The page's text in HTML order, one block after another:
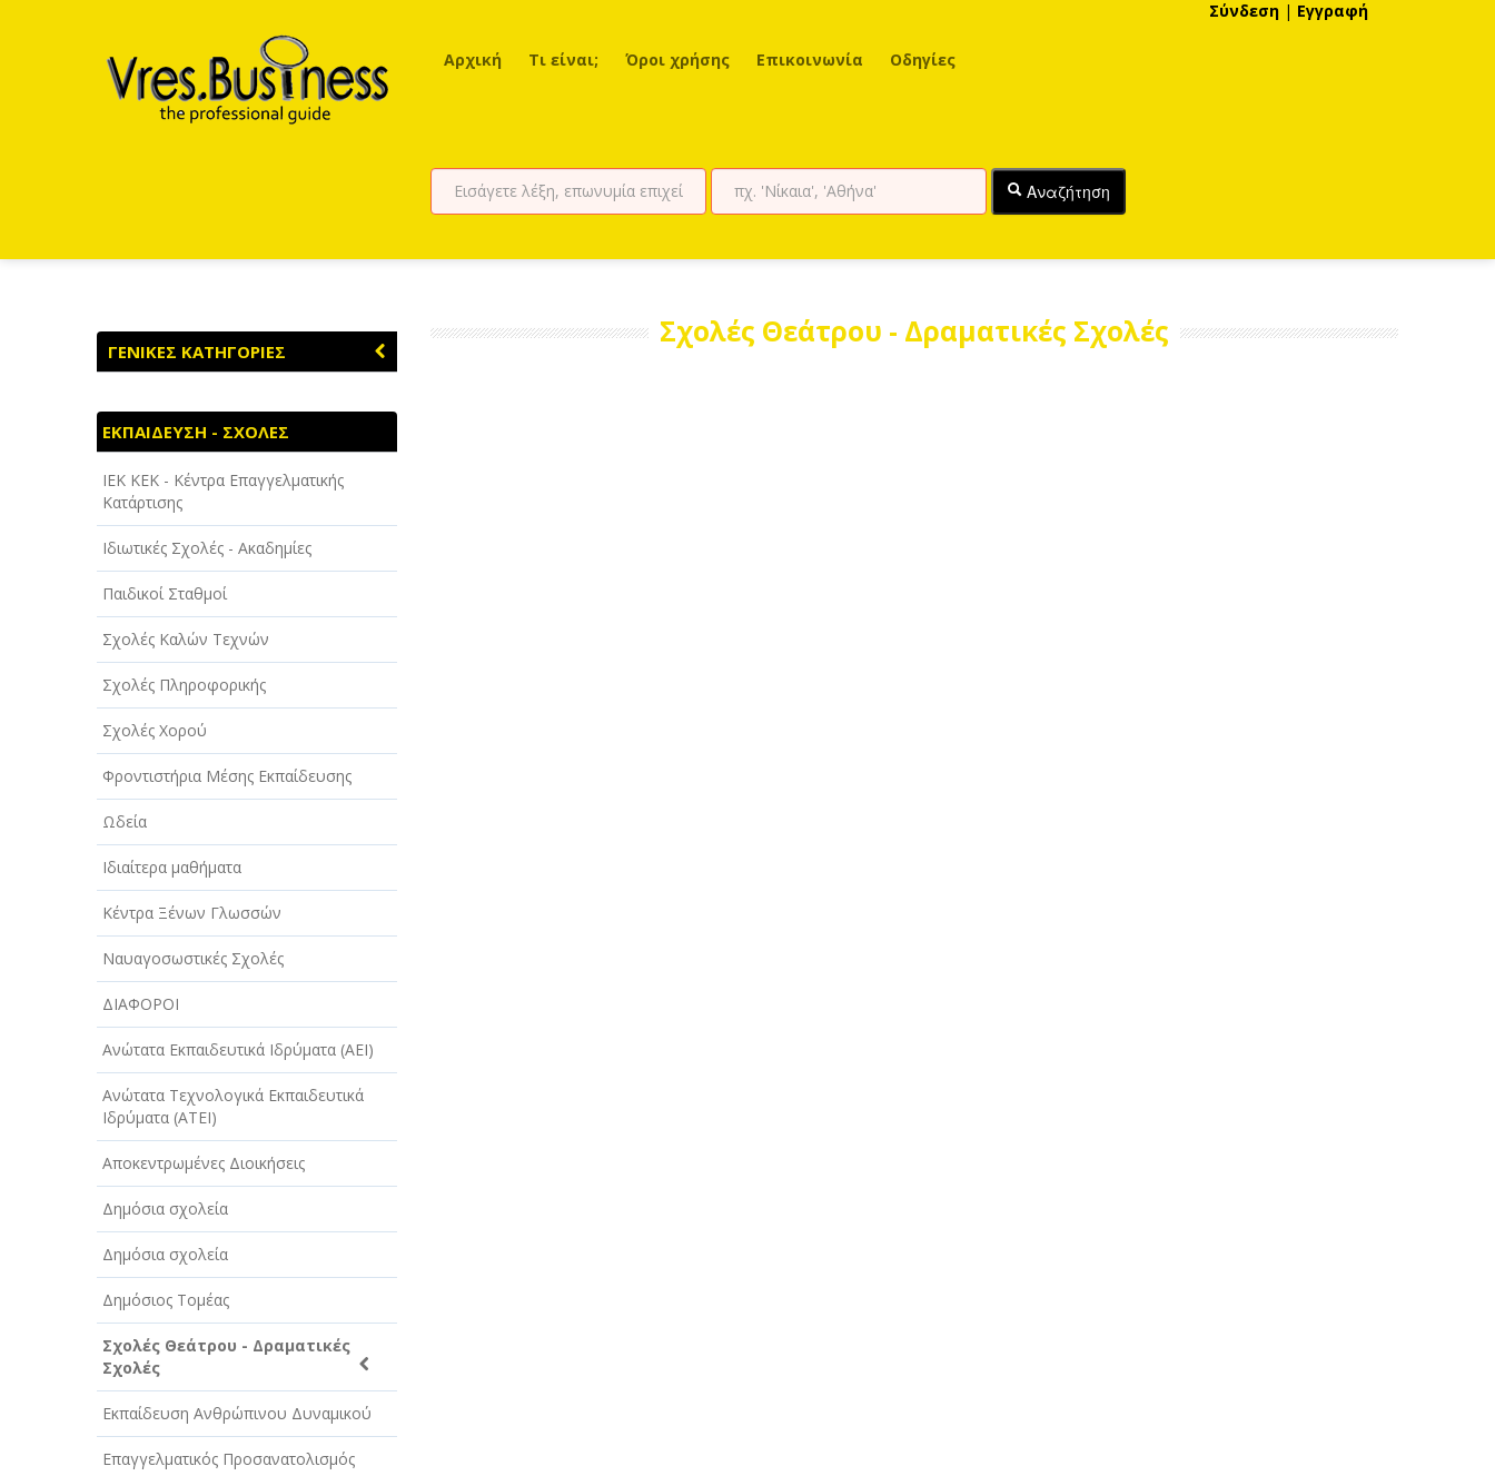
Αρχική Τι είναι; Όροι χρήσης Επικοινωνία Οδηγίες
Σύνδεση | Εγγραφή
Αναζήτηση
ΓΕΝΙΚΕΣ ΚΑΤΗΓΟΡΙΕΣ
ΑΓΡΟΤΙΚΑ - ΚΤΗΝΟΤΡΟΦΙΚΑ
ΑΘΛΗΤΙΣΜΟΣ
ΑΥΤΟΚΙΝΗΤΑ - ΜΗΧΑΝΕΣ - ΣΚΑΦΗ
ΔΙΑΣΚΕΔΑΣΗ - ΨΥΧΑΓΩΓΙΑ - ΤΕΧΝΕΣ
ΔΙΑΦΗΜΙΣΗ - ΜΜΕ
ΕΚΚΛΗΣΙΕΣ - ΦΙΛΑΝΘΡΩΠΙΚΑ
ΣΩΜΑΤΕΙΑ
ΕΚΠΑΙΔΕΥΣΗ - ΣΧΟΛΕΣ
ΕΜΠΟΡΙΟ - ΕΜΠΟΡΙΚΑ ΚΑΤΑΣΤΗΜΑΤΑ
ΕΡΓΟΣΤΑΣΙΑ - ΒΙΟΜΗΧΑΝΙΕΣ
ΞΕΝΟΔΟΧΕΙΑ - ΤΟΥΡΙΣΜΟΣ
ΟΜΟΡΦΙΑ
ΠΑΡΟΧΗ ΥΠΗΡΕΣΙΩΝ
ΤΕΧΝΙΚΑ - ΚΑΤΑΣΚΕΥΑΣΤΙΚΑ
ΤΕΧΝΟΛΟΓΙΑ
ΥΓΕΙΑ - ΙΑΤΡΟΙ
ΦΑΓΗΤΟ
ΕΚΠΑΙΔΕΥΣΗ - ΣΧΟΛΕΣ
ΙEK KEK - Κέντρα Επαγγελματικής
Κατάρτισης
Ιδιωτικές Σχολές - Ακαδημίες
Παιδικοί Σταθμοί
Σχολές Καλών Τεχνών
Σχολές Πληροφορικής
Σχολές Χορού
Φροντιστήρια Μέσης Εκπαίδευσης
Ωδεία
Ιδιαίτερα μαθήματα
Κέντρα Ξένων Γλωσσών
Ναυαγοσωστικές Σχολές
ΔΙΑΦΟΡΟΙ
Ανώτατα Εκπαιδευτικά Ιδρύματα (ΑΕΙ)
Ανώτατα Τεχνολογικά Εκπαιδευτικά
Ιδρύματα (ΑΤΕΙ)
Αποκεντρωμένες Διοικήσεις
Δημόσια σχολεία
Δημόσια σχολεία
Δημόσιος Τομέας
Σχολές Θεάτρου - Δραματικές
Σχολές
Εκπαίδευση Ανθρώπινου Δυναμικού
Επαγγελματικός Προσανατολισμός
Σχολές Θεάτρου - Δραματικές Σχολές